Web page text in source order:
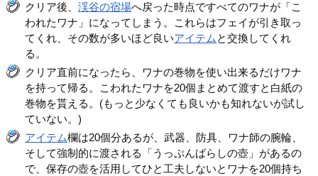
クリア後、渓谷の宿場へ戻った時点ですべてのワナが「こ
われたワナ」になってしまう。これらはフェイが引き取っ
てくれ、その数が多いほど良いアイテム と交換してくれ
る。
クリア直前になったら、ワナの巻物を使い出来るだけワナ
を持って帰る。こわれたワナを20個まとめて渡すと白紙の
巻物を貰える。(もっと少なくても良いかも知れないが試し
ていない。)
アイテム欄は20個分あるが、武器、防具、ワナ師の腕輪、
そして強制的に渡される「うっぷんばらしの壺」があるの
で、保存の壺を活用してひと工夫しないとワナを20個持ち